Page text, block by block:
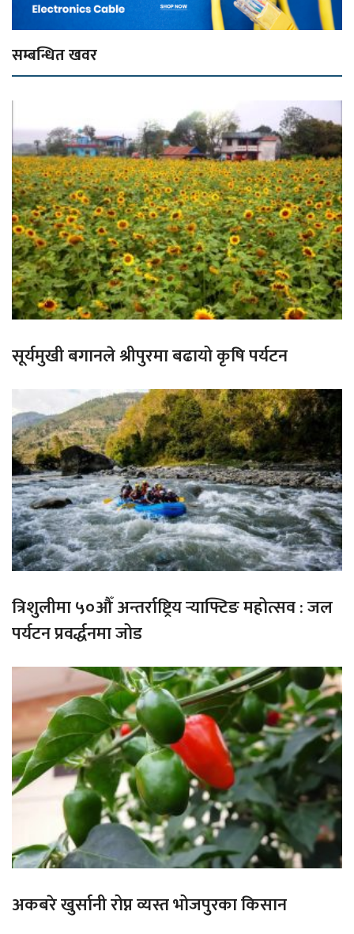
सम्बन्धित खवर
सूर्यमुखी बगानले श्रीपुरमा बढायो कृषि पर्यटन
त्रिशुलीमा ५०औँ अन्तर्राष्ट्रिय र्‍याफ्टिङ महोत्सव : जल
पर्यटन प्रवर्द्धनमा जोड
अकबरे खुर्सानी रोप्न व्यस्त भोजपुरका किसान